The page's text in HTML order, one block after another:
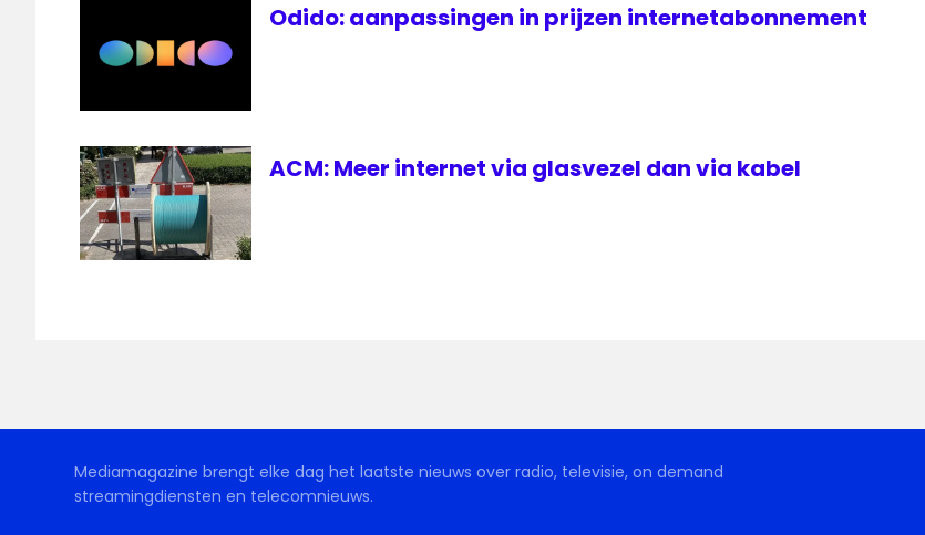
Odido: aanpassingen in prijzen internetabonnement
ACM: Meer internet via glasvezel dan via kabel
Mediamagazine brengt elke dag het laatste nieuws over radio, televisie, on demand
streamingdiensten en telecomnieuws.